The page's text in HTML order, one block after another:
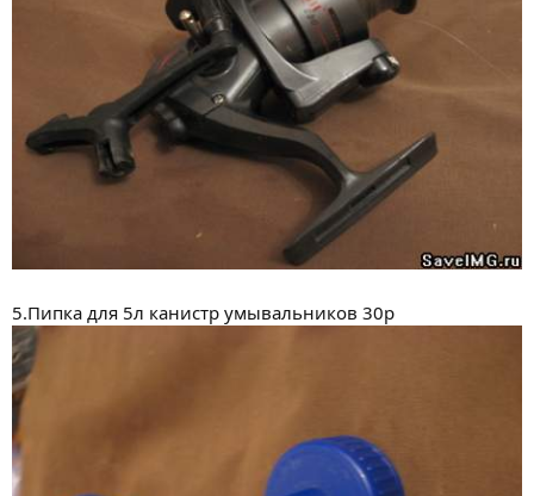
5.Пипка для 5л канистр умывальников 30р